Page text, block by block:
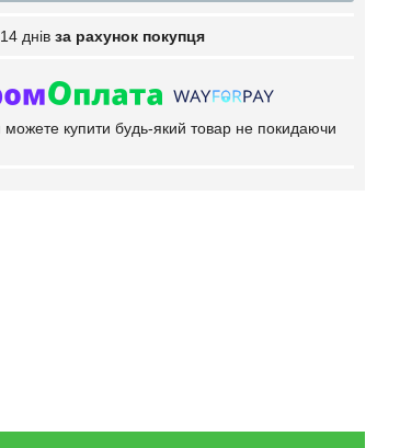
днів за рахунок покупця
можете купити будь-який товар не покидаючи